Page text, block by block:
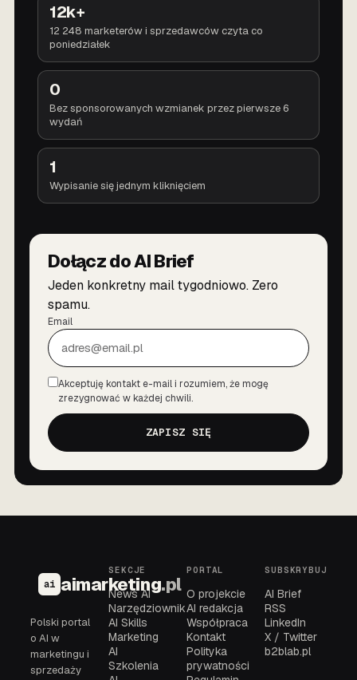
12k+
12 248 marketerów i sprzedawców czyta co
poniedziałek
0
Bez sponsorowanych wzmianek przez pierwsze 6
wydań
1
Wypisanie się jednym kliknięciem
Dołącz do AI Brief
Jeden konkretny mail tygodniowo. Zero
spamu.
Email
Zgoda
Akceptuję kontakt e-mail i rozumiem, że mogę
zrezygnować w każdej chwili.
ZAPISZ SIĘ
ai aimarketing.pl
Polski portal
o AI w
marketingu i
sprzedaży
SEKCJE
News AI
Narzędziownik
AI Skills
Marketing
AI
Szkolenia
PORTAL
O projekcie
AI redakcja
Współpraca
Kontakt
Polityka
prywatności
SUBSKRYBUJ
AI Brief
RSS
LinkedIn
X / Twitter
b2blab.pl